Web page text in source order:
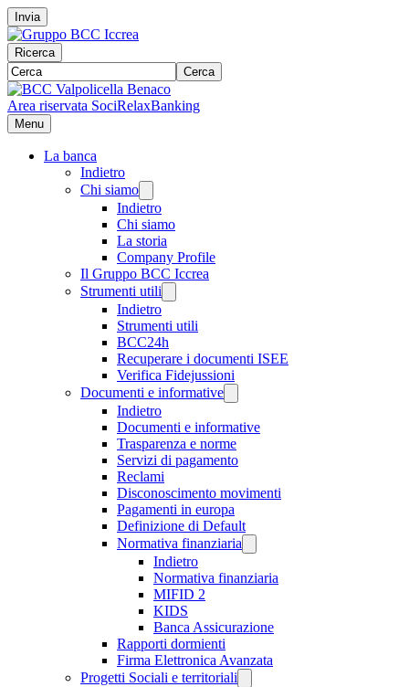
Invia
Ricerca
Cerca
Area riservata SociRelaxBanking
Menu
La banca
Indietro
Chi siamo
Indietro
Chi siamo
La storia
Company Profile
Il Gruppo BCC Iccrea
Strumenti utili
Indietro
Strumenti utili
BCC24h
Recuperare i documenti ISEE
Verifica Fidejussioni
Documenti e informative
Indietro
Documenti e informative
Trasparenza e norme
Servizi di pagamento
Reclami
Disconoscimento movimenti
Pagamenti in europa
Definizione di Default
Normativa finanziaria
Indietro
Normativa finanziaria
MIFID 2
KIDS
Banca Assicurazione
Rapporti dormienti
Firma Elettronica Avanzata
Progetti Sociali e territoriali